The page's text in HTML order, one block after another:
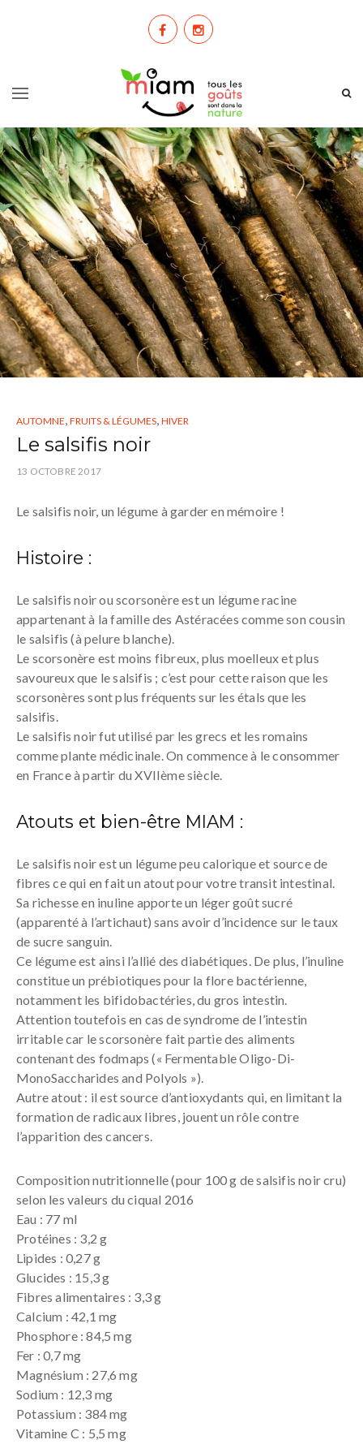
AUTOMNE, FRUITS & LÉGUMES, HIVER
Le salsifis noir
13 OCTOBRE 2017
Le salsifis noir, un légume à garder en mémoire !
Histoire :
Le salsifis noir ou scorsonère est un légume racine
appartenant à la famille des Astéracées comme son cousin
le salsifis (à pelure blanche).
Le scorsonère est moins fibreux, plus moelleux et plus
savoureux que le salsifis ; c’est pour cette raison que les
scorsonères sont plus fréquents sur les étals que les
salsifis.
Le salsifis noir fut utilisé par les grecs et les romains
comme plante médicinale. On commence à le consommer
en France à partir du XVIIème siècle.
Atouts et bien-être MIAM :
Le salsifis noir est un légume peu calorique et source de
fibres ce qui en fait un atout pour votre transit intestinal.
Sa richesse en inuline apporte un léger goût sucré
(apparenté à l’artichaut) sans avoir d’incidence sur le taux
de sucre sanguin.
Ce légume est ainsi l’allié des diabétiques. De plus, l’inuline
constitue un prébiotiques pour la flore bactérienne,
notamment les bifidobactéries, du gros intestin.
Attention toutefois en cas de syndrome de l’intestin
irritable car le scorsonère fait partie des aliments
contenant des fodmaps (« Fermentable Oligo-Di-
MonoSaccharides and Polyols »).
Autre atout : il est source d’antioxydants qui, en limitant la
formation de radicaux libres, jouent un rôle contre
l’apparition des cancers.
Composition nutritionnelle (pour 100 g de salsifis noir cru)
selon les valeurs du ciqual 2016
Eau : 77 ml
Protéines : 3,2 g
Lipides : 0,27 g
Glucides : 15,3 g
Fibres alimentaires : 3,3 g
Calcium : 42,1 mg
Phosphore : 84,5 mg
Fer : 0,7 mg
Magnésium : 27,6 mg
Sodium : 12,3 mg
Potassium : 384 mg
Vitamine C : 5,5 mg